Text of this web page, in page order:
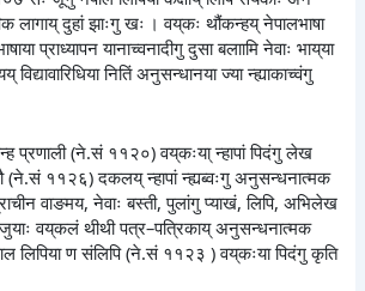
लागाय् दुहां झाःगु खः । वय्‌कः थौंकन्हय् नेपालभाषा
प्राध्यापन यानाच्वनादीगु दुसा बलाामि नेवाः भाय्‌या
नितिं अनुसन्धानया ज्या न्ह्याकाच्वंगु
प्रणाली (ने.सं ११२०) वय्‌कःया् न्हापां पिदंगु लेख
(ने.सं ११२६) दकलय् न्हापां न्ह्यब्वःगु अनुसन्धनात्मक
वाङमय, नेवाः बस्ती, पुलांगु प्याखं, लिपि, अभिलेख
वय्‌कलं थीथी पत्र–पत्रिकाय् अनुसन्धनात्मक
लिपिया ण संलिपि (ने.सं ११२३ ) वय्‌कःया पिदंगु कृति